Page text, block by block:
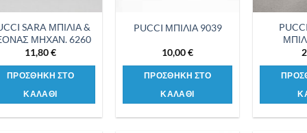
SARA ΜΠΙΛΙΑ &
ΜΗΧΑΝ. 6260
11,80€
ΠΡΟΣΘΗΚΗ ΣΤΟ
ΚΑΛΑΘΙ
PUCCI ΜΠΙΛΙΑ 9039
10,00€
ΠΡΟΣΘΗΚΗ ΣΤΟ
ΚΑΛΑΘΙ